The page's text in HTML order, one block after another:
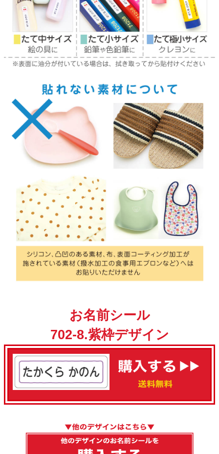
お名前シール
702-8.紫枠デザイン